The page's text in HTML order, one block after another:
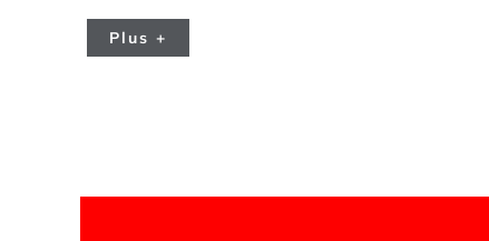
Plus +